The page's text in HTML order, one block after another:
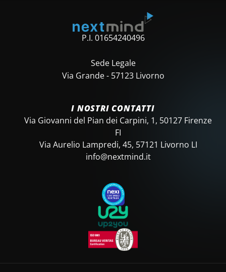
P.I. 01654240496
Sede Legale
Via Grande - 57123 Livorno
I NOSTRI CONTATTI
Via Giovanni del Pian dei Carpini, 1, 50127 Firenze
FI
Via Aurelio Lampredi, 45, 57121 Livorno LI
info@nextmind.it